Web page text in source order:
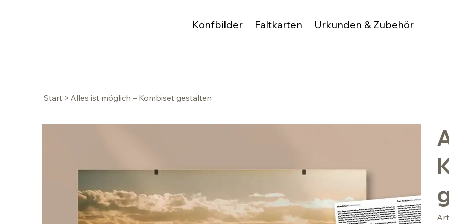
Konfbilder Faltkarten Urkunden & Zubehör
Start > Alles ist möglich – Kombiset gestalten